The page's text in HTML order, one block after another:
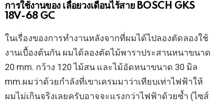
การใช้งานของ เลื่อยวงเดือนไร้สาย BOSCH GKS
18V-68 GC
ในเรื่องของการทำงานหลังจากที่ผมได้ไปลองตัดลองใช้
งานเบื้องต้นกัน ผมได้ลองตัดไม้พาราประสานหนาขนาด
20 mm. กว้าง 120 ไม้สน และไม้อัดหนาขนาด 30 มิล
mm.ผมว่าด้วยกำลังที่เขาเครมมาว่าเทียบเท่าไฟฟ้าให้
ผมไม่เกินจริงเลยครับอาจจะแรงกว่าไฟฟ้าด้วยซ้ำ (ไซส์